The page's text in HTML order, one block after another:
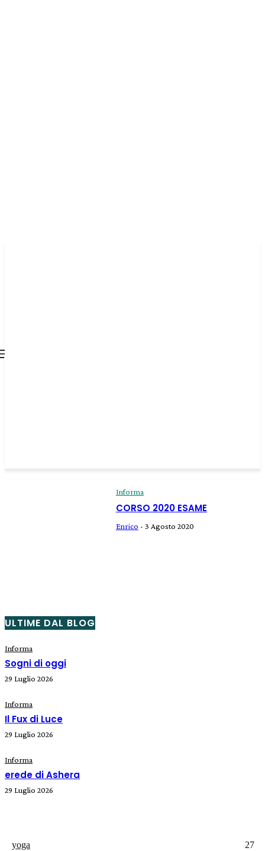
Informa
CORSO 2020 ESAME
Enrico - 3 Agosto 2020
ULTIME DAL BLOG
Informa
Sogni di oggi
29 Luglio 2026
Informa
Il Fux di Luce
29 Luglio 2026
Informa
erede di Ashera
29 Luglio 2026
yoga
27